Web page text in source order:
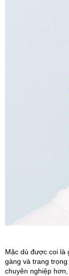
Mặc dù được coi là
gàng và trang
chuyên nghiệp